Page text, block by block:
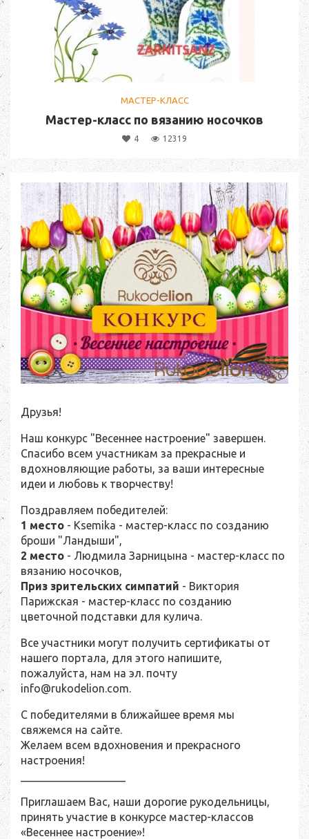
МАСТЕР-КЛАСС
Мастер-класс по вязанию носочков
4 12319
Друзья!
Наш конкурс "Весеннее настроение" завершен.
Спасибо всем участникам за прекрасные и
вдохновляющие работы, за ваши интересные
идеи и любовь к творчеству!
Поздравляем победителей:
1 место - Ksemika - мастер-класс по созданию
броши "Ландыши",
2 место - Людмила Зарницына - мастер-класс по
вязанию носочков,
Приз зрительских симпатий - Виктория
Парижская - мастер-класс по созданию
цветочной подставки для кулича.
Все участники могут получить сертификаты от
нашего портала, для этого напишите,
пожалуйста, нам на эл. почту
info@rukodelion.com.
С победителями в ближайшее время мы
свяжемся на сайте.
Желаем всем вдохновения и прекрасного
настроения!
Приглашаем Вас, наши дорогие рукодельницы,
принять участие в конкурсе мастер-классов
«Весеннее настроение»!